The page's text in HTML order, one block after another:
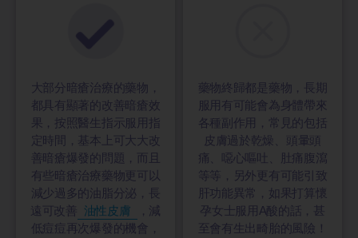
大部分暗瘡治療的藥物，
都具有顯著的改善暗瘡效
果，按照醫生指示服用指
定時間，基本上可大大改
善暗瘡爆發的問題，而且
有些暗瘡治療藥物更可以
減少過多的油脂分泌，長
遠可改善
油性皮膚
，減
低痘痘再次爆發的機會，
藥物終歸都是藥物，長期
服用有可能會為身體帶來
各種副作用，常見的包括
皮膚過於乾燥、頭暈頭
痛、噁心嘔吐、肚痛腹瀉
等等，另外更有可能引致
肝功能異常，如果打算懷
孕女士服用A酸的話，甚
至會有生出畸胎的風險！